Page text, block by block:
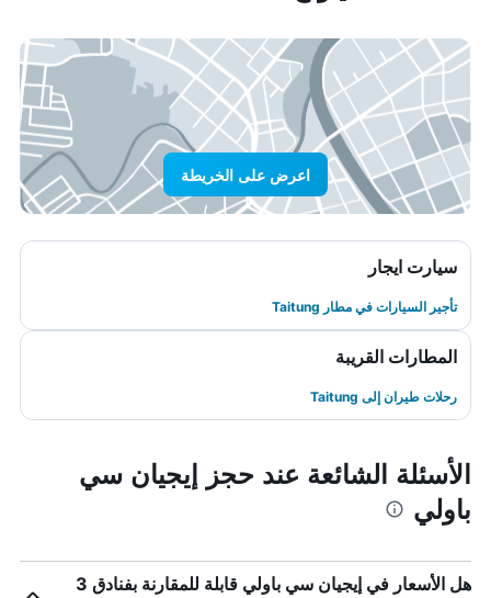
اعرض على الخريطة
سيارت ايجار
تأجير السيارات في مطار Taitung
المطارات القريبة
رحلات طيران إلى Taitung
الأسئلة الشائعة عند حجز إيجيان سي
باولي
هل الأسعار في إيجيان سي باولي قابلة للمقارنة بفنادق 3